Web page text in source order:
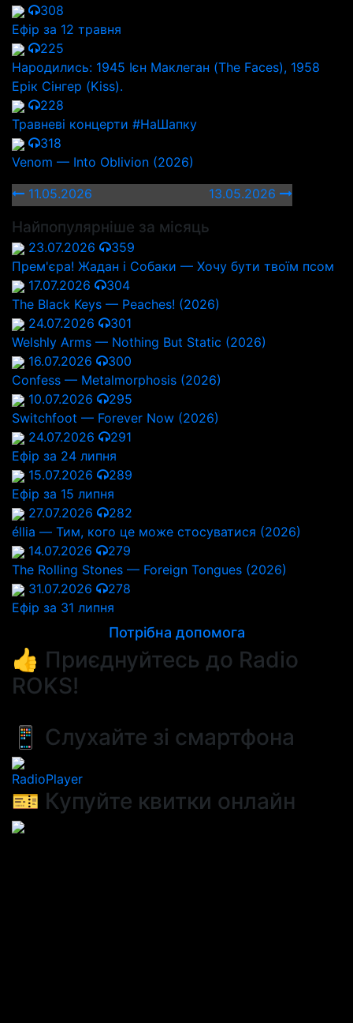
308
Ефір за 12 травня
225
Народились: 1945 Ієн Маклеган (The Faces), 1958
Ерік Сінгер (Kiss).
228
Травневі концерти #НаШапку
318
Venom — Into Oblivion (2026)
11.05.2026
13.05.2026
Найпопулярніше за місяць
23.07.2026
359
Прем'єра! Жадан і Собаки — Хочу бути твоїм псом
17.07.2026
304
The Black Keys — Peaches! (2026)
24.07.2026
301
Welshly Arms — Nothing But Static (2026)
16.07.2026
300
Confess — Metalmorphosis (2026)
10.07.2026
295
Switchfoot — Forever Now (2026)
24.07.2026
291
Ефір за 24 липня
15.07.2026
289
Ефір за 15 липня
27.07.2026
282
éllia — Тим, кого це може стосуватися (2026)
14.07.2026
279
The Rolling Stones — Foreign Tongues (2026)
31.07.2026
278
Ефір за 31 липня
Потрібна допомога
👍 Приєднуйтесь до Radio
ROKS!
📱 Слухайте зі смартфона
RadioPlayer
🎫 Купуйте квитки онлайн